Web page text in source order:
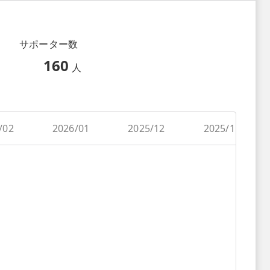
サポーター数
160 人
02 2026/01 2025/12 2025/11